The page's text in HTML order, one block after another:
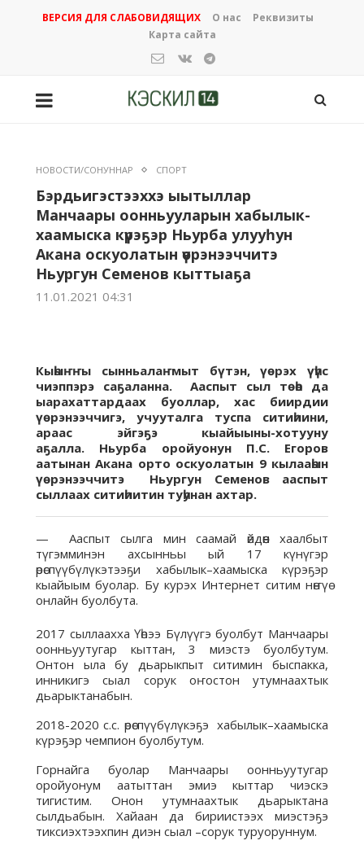
ВЕРСИЯ ДЛЯ СЛАБОВИДЯЩИХ О нас
Реквизиты
Карта сайта
НОВОСТИ/СОНУННАР СПОРТ
Бэрдьигэстээххэ ыытыллар
Манчаары оонньууларын хабылык-
хаамыска күрэҕэр Ньурба улууһун
Акана оскуолатын үөрэнээччитэ
Ньургун Семенов кыттыаҕа
11.01.2021 04:31
Кыһыҥҥы сынньалаҥмыт бүтэн, үөрэх үһүс
чиэппэрэ саҕаланна. Ааспыт сыл төһө да
ыарахаттардаах буоллар, хас биирдии
үөрэнээччигэ, учууталга туспа ситиһиини,
араас эйгэҕэ кыайыыны-хотууну
аҕалла. Ньурба оройуонун П.С. Егоров
аатынан Акана орто оскуолатын 9 кылааһын
үөрэнээччитэ Ньургун Семенов ааспыт
сыллаах ситиһиитин туһунан ахтар.
— Ааспыт сылга мин саамай өйдөөн хаалбыт
түгэмминэн ахсынньы ый 17 күнүгэр
өрөспүүбүлүкэтээҕи хабылык–хаамыска күрэҕэр
кыайыым буолар. Бу курэх Интернет ситим нөҥүө
онлайн буолбута.
2017 сыллаахха Үөһээ Бүлүүгэ буолбут Манчаары
оонньуутугар кыттан, 3 миэстэ буолбутум.
Онтон ыла бу дьарыкпыт ситимин быспакка,
инникигэ сыал сорук оҥостон утумнаахтык
дьарыктанабын.
2018-2020 с.с. өрөспүүбүлүкэҕэ хабылык–хаамыска
күрэҕэр чемпион буолбутум.
Горнайга буолар Манчаары оонньуутугар
оройуонум аатыттан эмиэ кыттар чиэскэ
тигистим. Онон утумнаахтык дьарыктана
сылдьабын. Хайаан да бириистээх миэстэҕэ
тиксиэхтээхпин диэн сыал –сорук туруоруннум.